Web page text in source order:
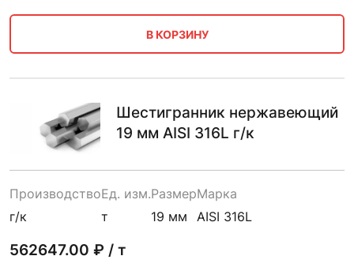
В КОРЗИНУ
Шестигранник нержавеющий
19 мм AISI 316L г/к
Производство
г/к
Ед. изм.
т
Размер
19 мм
Марка
AISI 316L
562647.00 ₽ / т